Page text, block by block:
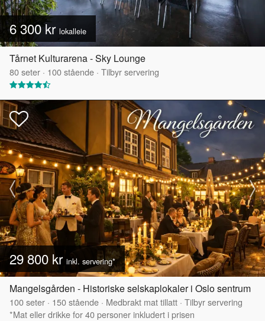
6 300 kr lokalleie
Tårnet Kulturarena - Sky Lounge
80seter · 100stående · Tilbyr servering
29 800 kr inkl. servering*
Mangelsgården - Historiske selskaplokaler i Oslo sentrum
100seter · 150stående · Medbrakt mat tillatt · Tilbyr servering
*Mat eller drikke for 40 personer inkludert i prisen